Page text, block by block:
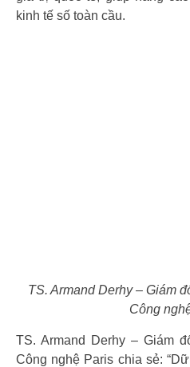
kinh tế số toàn cầu.
TS. Armand Derhy – Giám
Công
TS. Armand Derhy – Giám
Công nghệ Paris chia sẻ: